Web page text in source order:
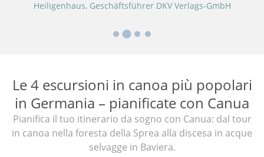
Heiligenhaus, Geschäftsführer DKV Verlags-GmbH
Le 4 escursioni in canoa più popolari
in Germania – pianificate con Canua
Pianifica il tuo itinerario da sogno con Canua: dal tour
in canoa nella foresta della Sprea alla discesa in acque
selvagge in Baviera.